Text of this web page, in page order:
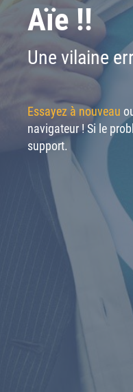
Aïe !!
Une vilaine
Essayez à nouveau
navigateur ! Si le
support.